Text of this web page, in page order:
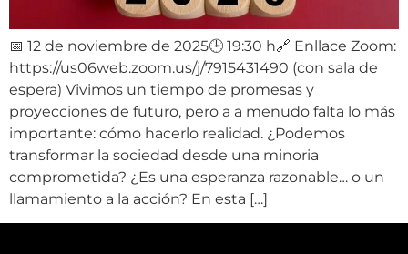
📅 12 de noviembre de 2025🕒 19:30 h🔗 Enllace Zoom:
https://us06web.zoom.us/j/7915431490 (con sala de
espera) Vivimos un tiempo de promesas y
proyecciones de futuro, pero a a menudo falta lo más
importante: cómo hacerlo realidad. ¿Podemos
transformar la sociedad desde una minoria
comprometida? ¿Es una esperanza razonable… o un
llamamiento a la acción? En esta […]